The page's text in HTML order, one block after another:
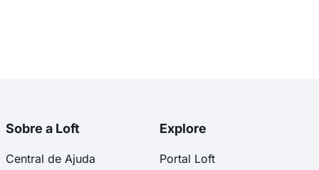
Sobre a Loft
Central de Ajuda
Explore
Portal Loft